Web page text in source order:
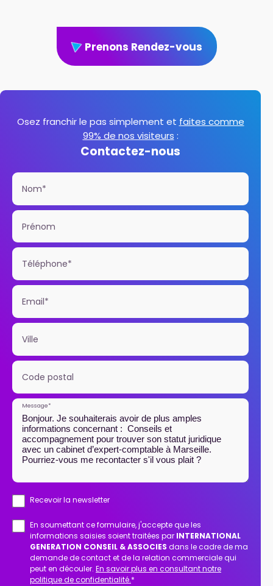
Prenons Rendez-vous
Osez franchir le pas simplement et faites comme
99% de nos visiteurs :
Contactez-nous
Nom*
Prénom
Téléphone*
Email*
Ville
Code postal
Message*
Recevoir la newsletter
En soumettant ce formulaire, j'accepte que les
informations saisies soient traitées par INTERNATIONAL
GENERATION CONSEIL & ASSOCIES dans le cadre de ma
demande de contact et de la relation commerciale qui
peut en découler. En savoir plus en consultant notre
politique de confidentialité.*